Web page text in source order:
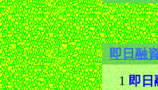
即日融
1即日